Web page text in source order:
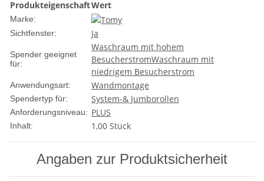
ProdukteigenschaftWert
Marke:
Sichtfenster:
Ja
Spender geeignet
für:
Waschraum mit hohem
BesucherstromWaschraum mit
niedrigem Besucherstrom
Anwendungsart: Wandmontage
Spendertyp für: System-& Jumborollen
Anforderungsniveau: PLUS
Inhalt: 1,00 Stück
Angaben zur Produktsicherheit